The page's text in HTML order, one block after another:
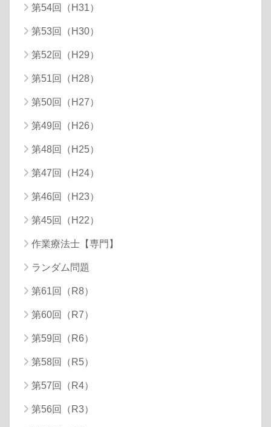
第54回（H31）
第53回（H30）
第52回（H29）
第51回（H28）
第50回（H27）
第49回（H26）
第48回（H25）
第47回（H24）
第46回（H23）
第45回（H22）
作業療法士【専門】
ランダム問題
第61回（R8）
第60回（R7）
第59回（R6）
第58回（R5）
第57回（R4）
第56回（R3）